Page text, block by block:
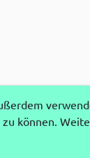
können.